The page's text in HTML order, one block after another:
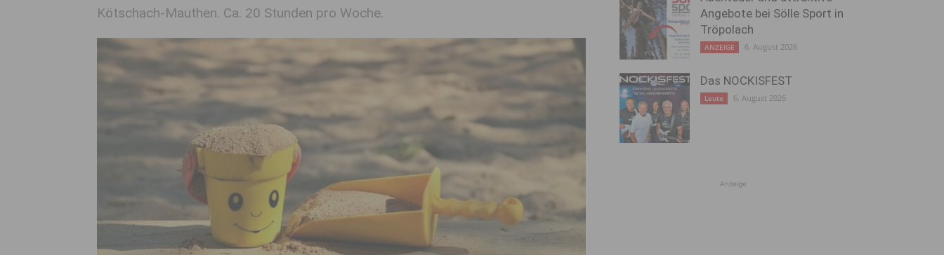
Kötschach-Mauthen. Ca. 20 Stunden pro Woche.
Angebote bei Sölle Sport in
Tröpolach
ANZEIGE 6. August 2026
Das NOCKISFEST
Leute 6. August 2026
Anzeige